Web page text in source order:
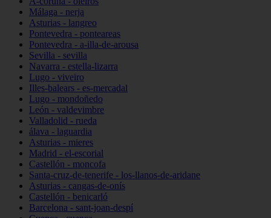
Málaga - nerja
Asturias - langreo
Pontevedra - ponteareas
Pontevedra - a-illa-de-arousa
Sevilla - sevilla
Navarra - estella-lizarra
Lugo - viveiro
Illes-balears - es-mercadal
Lugo - mondoñedo
León - valdevimbre
Valladolid - rueda
álava - laguardia
Asturias - mieres
Madrid - el-escorial
Castellón - moncofa
Santa-cruz-de-tenerife - los-llanos-de-aridane
Asturias - cangas-de-onís
Castellón - benicarló
Barcelona - sant-joan-despí